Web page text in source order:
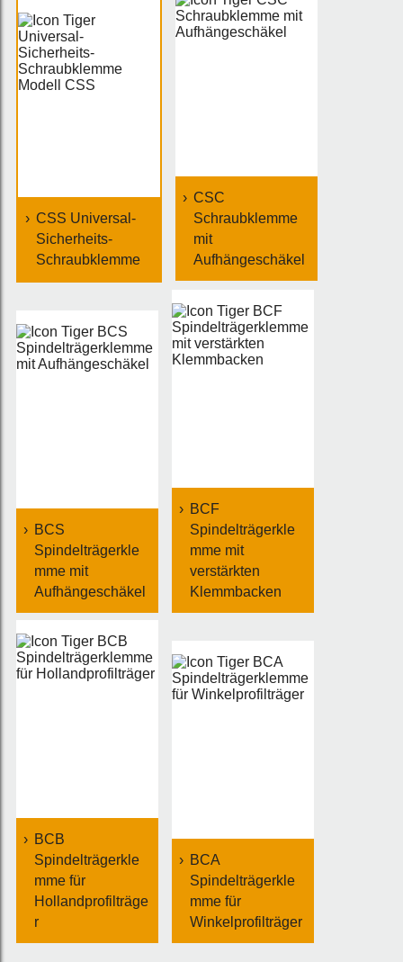
CSS Universal-
Sicherheits-
Schraubklemme
CSC
Schraubklemme
mit
Aufhängeschäkel
BCS
Spindelträgerkle
mme mit
Aufhängeschäkel
BCF
Spindelträgerkle
mme mit
verstärkten
Klemmbacken
BCB
Spindelträgerkle
mme für
Hollandprofilträge
r
BCA
Spindelträgerkle
mme für
Winkelprofilträger